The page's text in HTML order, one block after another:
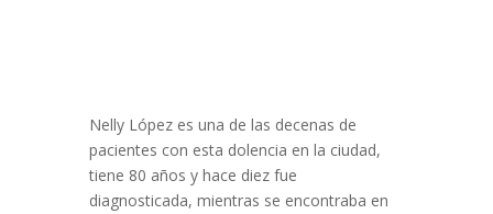
Nelly López es una de las decenas de
pacientes con esta dolencia en la ciudad,
tiene 80 años y hace diez fue
diagnosticada, mientras se encontraba en